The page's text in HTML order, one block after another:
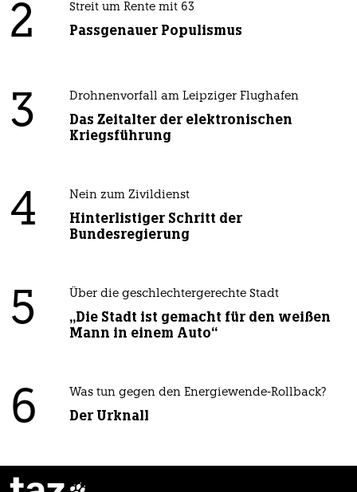
2 Streit um Rente mit 63
Passgenauer Populismus
3 Drohnenvorfall am Leipziger Flughafen
Das Zeitalter der elektronischen
Kriegsführung
4 Nein zum Zivildienst
Hinterlistiger Schritt der
Bundesregierung
5 Über die geschlechtergerechte Stadt
„Die Stadt ist gemacht für den weißen
Mann in einem Auto“
6 Was tun gegen den Energiewende-Rollback?
Der Urknall